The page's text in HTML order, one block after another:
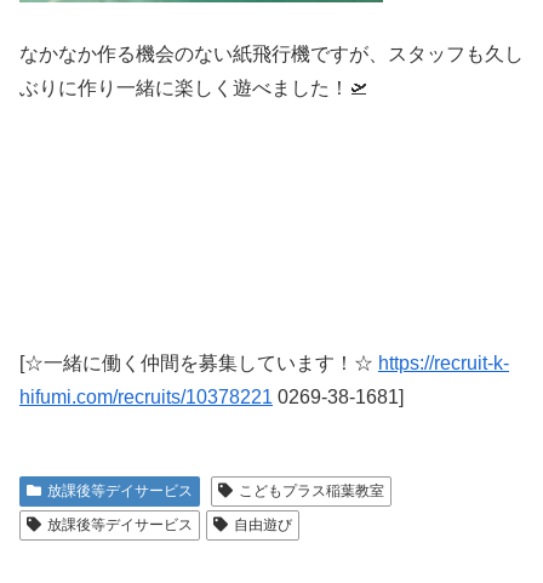
なかなか作る機会のない紙飛行機ですが、スタッフも久し
ぶりに作り一緒に楽しく遊べました！🛫
[☆一緒に働く仲間を募集しています！☆ https://recruit-k-
hifumi.com/recruits/10378221 0269-38-1681]
放課後等デイサービス
こどもプラス稲葉教室
放課後等デイサービス
自由遊び